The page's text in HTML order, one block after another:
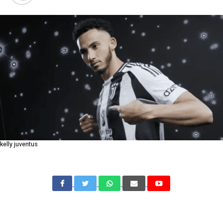
kelly juventus